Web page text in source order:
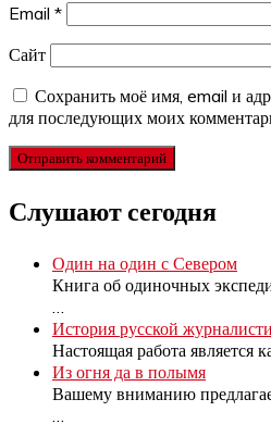
Email *
Сайт
Сохранить моё имя, email и
для последующих моих
Слушают сегодня
Один на один с Севером
Книга об одиночных
История русской
Настоящая работа является
Из огня да в полымя
Вашему вниманию